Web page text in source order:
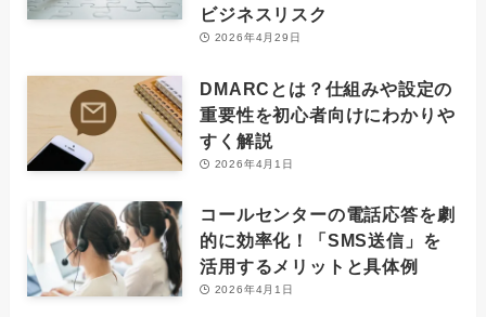
ビジネスリスク
2026年4月29日
DMARCとは？仕組みや設定の
重要性を初心者向けにわかりや
すく解説
2026年4月1日
コールセンターの電話応答を劇
的に効率化！「SMS送信」を
活用するメリットと具体例
2026年4月1日